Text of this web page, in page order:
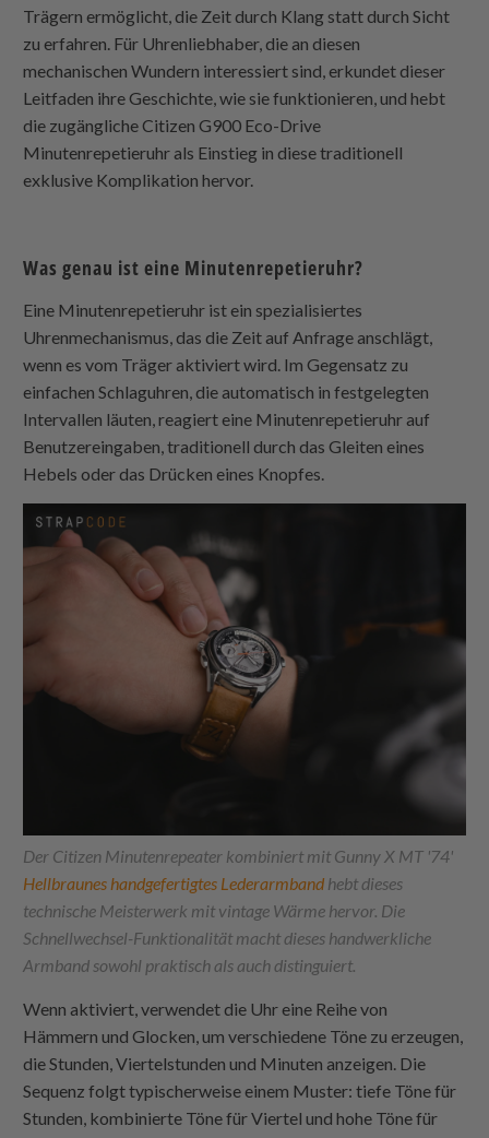
Trägern ermöglicht, die Zeit durch Klang statt durch Sicht
zu erfahren. Für Uhrenliebhaber, die an diesen
mechanischen Wundern interessiert sind, erkundet dieser
Leitfaden ihre Geschichte, wie sie funktionieren, und hebt
die zugängliche Citizen G900 Eco-Drive
Minutenrepetieruhr als Einstieg in diese traditionell
exklusive Komplikation hervor.
Was genau ist eine Minutenrepetieruhr?
Eine Minutenrepetieruhr ist ein spezialisiertes
Uhrenmechanismus, das die Zeit auf Anfrage anschlägt,
wenn es vom Träger aktiviert wird. Im Gegensatz zu
einfachen Schlaguhren, die automatisch in festgelegten
Intervallen läuten, reagiert eine Minutenrepetieruhr auf
Benutzereingaben, traditionell durch das Gleiten eines
Hebels oder das Drücken eines Knopfes.
Der Citizen Minutenrepeater kombiniert mit Gunny X MT '74'
Hellbraunes handgefertigtes Lederarmband hebt dieses
technische Meisterwerk mit vintage Wärme hervor. Die
Schnellwechsel-Funktionalität macht dieses handwerkliche
Armband sowohl praktisch als auch distinguiert.
Wenn aktiviert, verwendet die Uhr eine Reihe von
Hämmern und Glocken, um verschiedene Töne zu erzeugen,
die Stunden, Viertelstunden und Minuten anzeigen. Die
Sequenz folgt typischerweise einem Muster: tiefe Töne für
Stunden, kombinierte Töne für Viertel und hohe Töne für